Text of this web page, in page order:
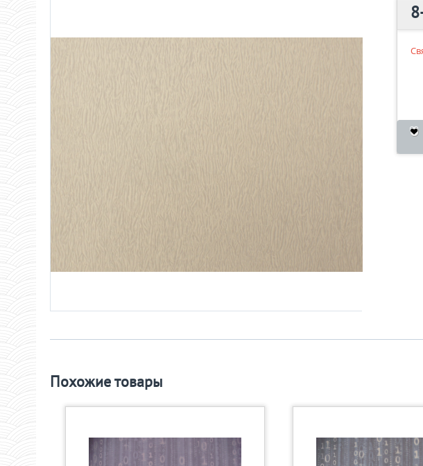
Похожие товары